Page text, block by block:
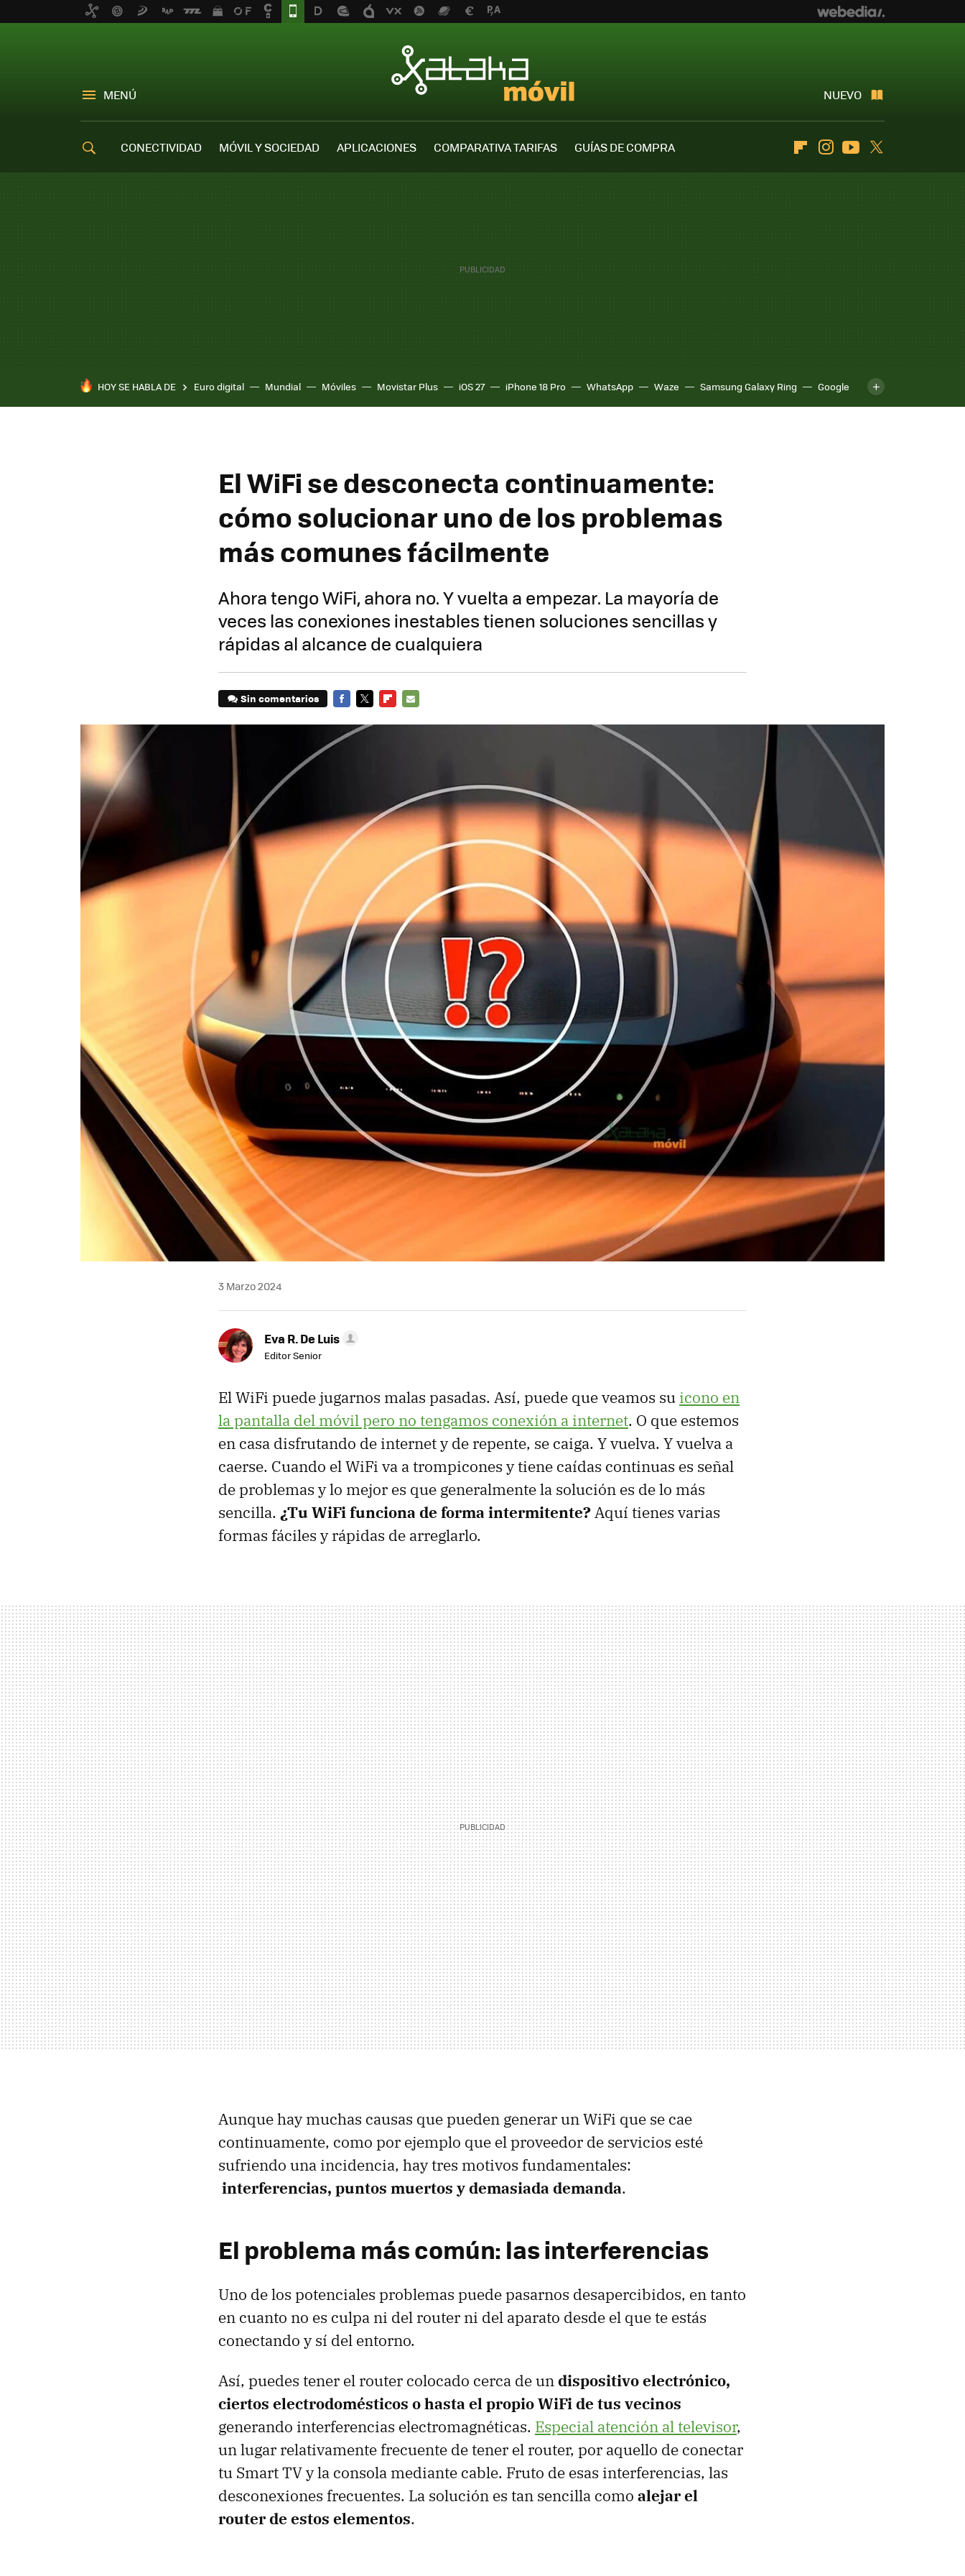
MENÚ NUEVO
CONECTIVIDAD MÓVIL Y SOCIEDAD APLICACIONES COMPARATIVA TARIFAS
GUÍAS DE COMPRA
FlipboardInstagramYoutube
HOY SE HABLA DE Euro digital Mundial Móviles Movistar Plus iOS 27 iPhone 18 Pro WhatsApp Waze Samsung Galaxy Ring
Google
Pixel 10a
El WiFi se desconecta continuamente:
cómo solucionar uno de los problemas
más comunes fácilmente
Ahora tengo WiFi, ahora no. Y vuelta a empezar. La mayoría de
veces las conexiones inestables tienen soluciones sencillas y
rápidas al alcance de cualquiera
Sin comentarios
3 Marzo 2024
Eva R. De Luis
Editor Senior
El WiFi puede jugarnos malas pasadas. Así, puede que veamos su icono en
la pantalla del móvil pero no tengamos conexión a internet. O que estemos
en casa disfrutando de internet y de repente, se caiga. Y vuelva. Y vuelva a
caerse. Cuando el WiFi va a trompicones y tiene caídas continuas es señal
de problemas y lo mejor es que generalmente la solución es de lo más
sencilla. ¿Tu WiFi funciona de forma intermitente?Aquí tienes varias
formas fáciles y rápidas de arreglarlo.
Aunque hay muchas causas que pueden generar un WiFi que se cae
continuamente, como por ejemplo que el proveedor de servicios esté
sufriendo una incidencia, hay tres motivos fundamentales:
interferencias, puntos muertos y demasiada demanda.
El problema más común: las interferencias
Uno de los potenciales problemas puede pasarnos desapercibidos, en tanto
en cuanto no es culpa ni del router ni del aparato desde el que te estás
conectando y sí del entorno.
Así, puedes tener el router colocado cerca de undispositivo electrónico,
ciertos electrodomésticos o hasta el propio WiFi de tus vecinos
generando interferencias electromagnéticas. Especial atención al televisor,
un lugar relativamente frecuente de tener el router, por aquello de conectar
tu Smart TV y la consola mediante cable. Fruto de esas interferencias, las
desconexiones frecuentes. La solución es tan sencilla como alejar el
router de estos elementos.